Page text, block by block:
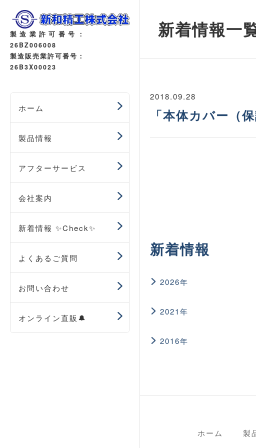
製造業許可番号
：
26BZ006008
製造販売業許可番号：
26B3X00023
ホーム
製品情報
アフターサービス
会社案内
新着情報 ✨Check✨
よくあるご質問
お問い合わせ
オンライン直販🔔
新着情報一
2018.09.28
「本体カバー（
新着情報
2026年
2021年
2016年
ホーム 製